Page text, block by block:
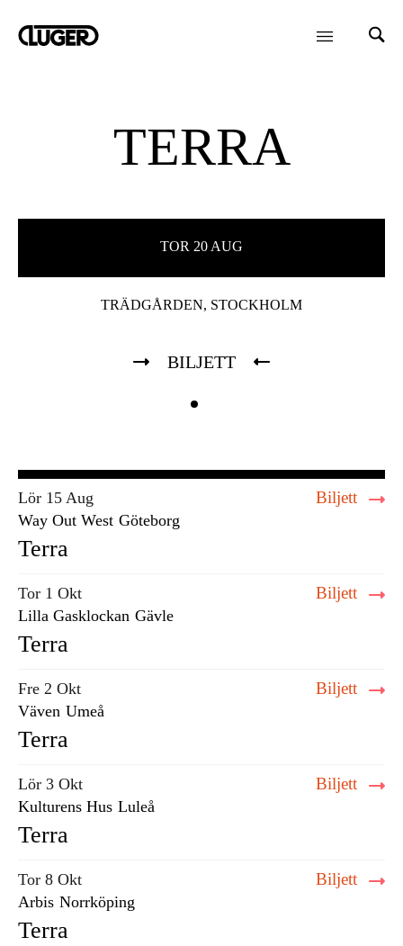
TERRA
TOR 20 AUG
TRÄDGÅRDEN, STOCKHOLM
BILJETT
Lör 15 Aug
Way Out West Göteborg
Biljett
Terra
Tor 1 Okt
Lilla Gasklockan Gävle
Biljett
Terra
Fre 2 Okt
Väven Umeå
Biljett
Terra
Lör 3 Okt
Kulturens Hus Luleå
Biljett
Terra
Tor 8 Okt
Arbis Norrköping
Biljett
Terra